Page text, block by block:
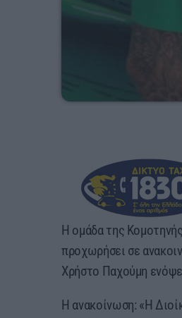
Η ομάδα της
προχωρήσει σε
Χρήστο Παχούμη
Η ανακοίνωση: «Η